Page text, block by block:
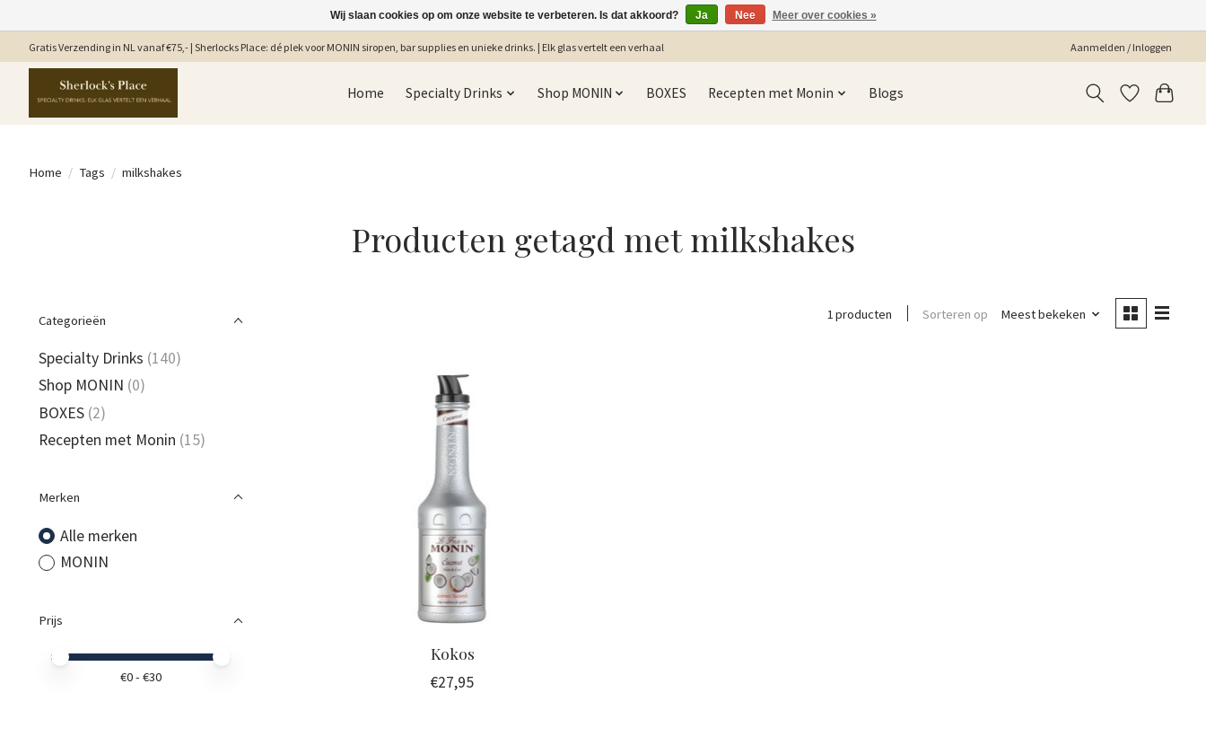
Gratis Verzending in NL vanaf €75,- | Sherlocks Place: dé plek voor MONIN siropen, bar supplies en unieke drinks. | Elk glas vertelt een verhaal Aanmelden / Inloggen
Home Specialty Drinks Shop MONIN BOXES Recepten met Monin Blogs
Home / Tags / milkshakes
Producten getagd met milkshakes
Categorieën
Specialty Drinks (140)
Shop MONIN (0)
BOXES (2)
Recepten met Monin (15)
Merken
Alle merken
MONIN
Prijs
Minimale prijswaarde
Price maximum value
€0- €30
1 producten Sorteren op Meest bekeken
Kokos
€27,95
Wij slaan cookies op om onze website te verbeteren. Is dat akkoord? Ja Nee Meer over cookies »